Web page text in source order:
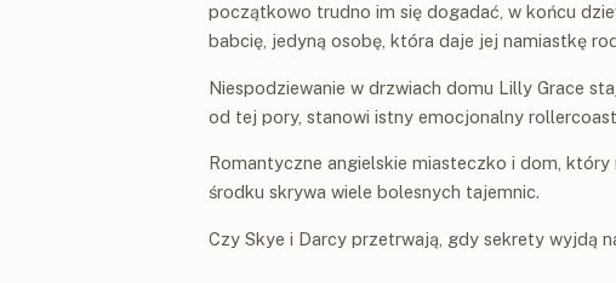
początkowo trudno im się dogadać, w końcu
babcię, jedyną osobę, która daje jej namiastkę
Niespodziewanie w drzwiach domu Lilly Grace
od tej pory, stanowi istny emocjonalny
Romantyczne angielskie miasteczko i dom,
środku skrywa wiele bolesnych tajemnic.
Czy Skye i Darcy przetrwają, gdy sekrety wyjdą